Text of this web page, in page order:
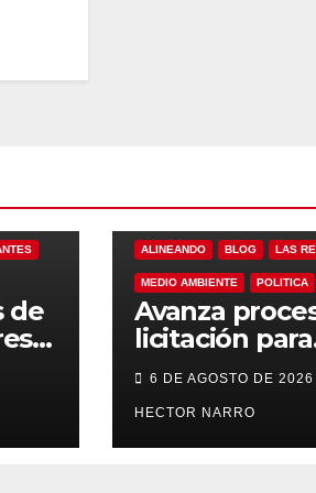
de
ALINEANDO BLOG LAS
MEDIO AMBIENTE POLITICA
Avanza
licitación para
adquisición de
maquinaria
de
del Estero
6 DE AGOSTO DE 2026
HECTOR NARRO